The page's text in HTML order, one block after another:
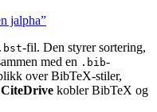
jalpha”
.bst-fil. Den styrer sortering,
med en .bib-
over BibTeX-stiler,
CiteDrive kobler BibTeX og